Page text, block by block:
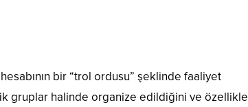
bir “trol ordusu” şeklinde faaliyet
gruplar halinde organize edildiğini ve özellikle